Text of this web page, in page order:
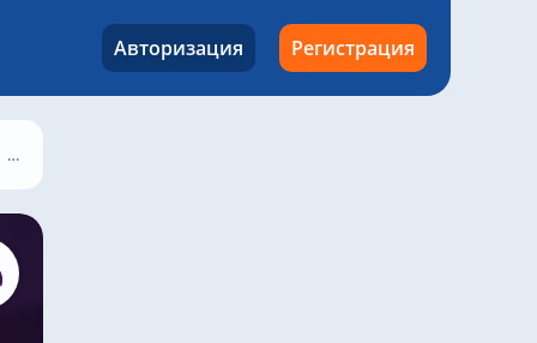
Авторизация Регистрация
Брайтон – Манчестер Юнайтед, 24 августа 2024